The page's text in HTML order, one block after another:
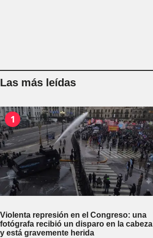
Las más leídas
1
Violenta represión en el Congreso: una
fotógrafa recibió un disparo en la cabeza
y está gravemente herida